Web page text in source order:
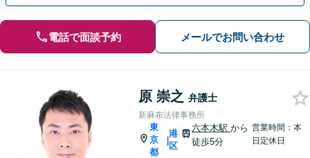
電話で面談予約 メールでお問い合わせ
原 崇之 弁護士
新麻布法律事務所
東
京
都
|
港
区
六本木駅から
徒歩5分
営業時間：本
日定休日